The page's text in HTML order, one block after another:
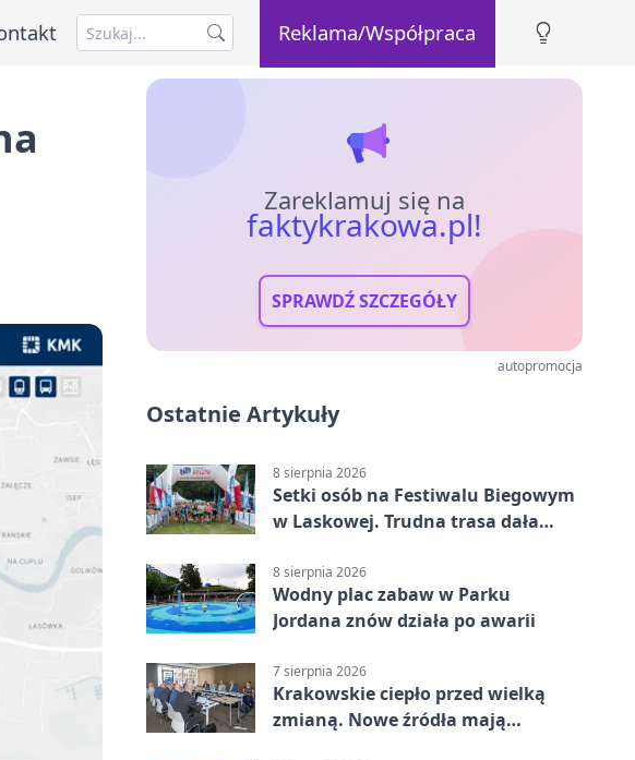
Reklama/Współpraca
Zareklamuj się na
faktykrakowa.pl!
SPRAWDŹ SZCZEGÓŁY
autopromocja
Ostatnie Artykuły
8 sierpnia 2026
Setki osób na Festiwalu Biegowym
w Laskowej. Trudna trasa dała
8 sierpnia 2026
Wodny plac zabaw w Parku
Jordana znów działa po awarii
7 sierpnia 2026
Krakowskie ciepło przed wielką
zmianą. Nowe źródła mają